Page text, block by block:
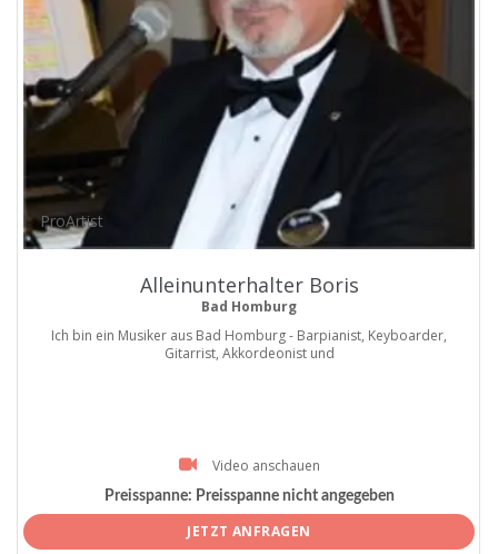
ProArtist
Alleinunterhalter Boris
Bad Homburg
Ich bin ein Musiker aus Bad Homburg - Barpianist, Keyboarder,
Gitarrist, Akkordeonist und
Video anschauen
Preisspanne: Preisspanne nicht angegeben
JETZT ANFRAGEN